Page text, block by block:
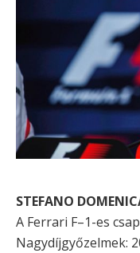
STEFANO
A Ferrari F–1-es
Nagydíjgyőzelmek: